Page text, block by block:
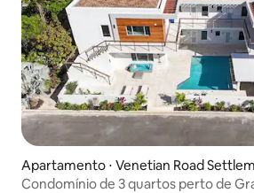
Apartamento ⋅ Venetian Road
Condomínio de 3 quartos perto de